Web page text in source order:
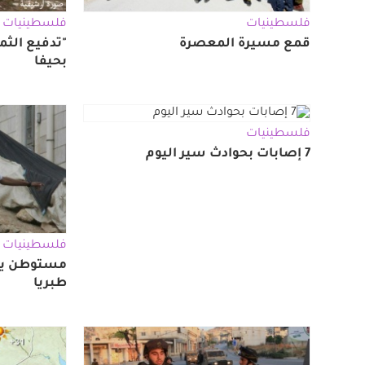
فلسطينيات
قمع مسيرة المعصرة
فلسطينيات
"تدفيع
بحيفا
فلسطينيات
7 إصابات بحوادث سير اليوم
فلسطينيات
مستوطن
طبريا